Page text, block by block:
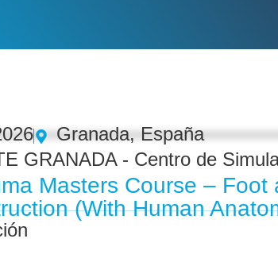
Granada, España
GRANADA - Centro de
Masters Course – Foot
(With Human